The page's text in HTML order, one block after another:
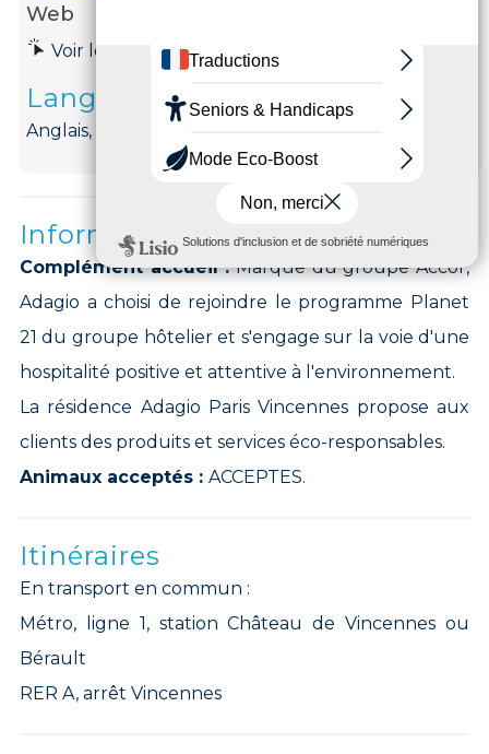
Web
Voir le site internet
Langues parlées
Anglais, Français
Informations complémentaires
Complément accueil :Marque du groupe Accor,
Adagio a choisi de rejoindre le programme Planet
21 du groupe hôtelier et s'engage sur la voie d'une
hospitalité positive et attentive à l'environnement.
La résidence Adagio Paris Vincennes propose aux
clients des produits et services éco-responsables.
Animaux acceptés : ACCEPTES.
Itinéraires
En transport en commun :
Métro, ligne 1, station Château de Vincennes ou
Bérault
RER A, arrêt Vincennes